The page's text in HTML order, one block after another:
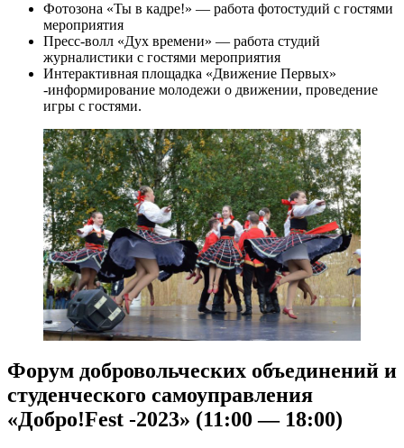
Фотозона «Ты в кадре!» — работа фотостудий с гостями
мероприятия
Пресс-волл «Дух времени» — работа студий
журналистики с гостями мероприятия
Интерактивная площадка «Движение Первых»
-информирование молодежи о движении, проведение
игры с гостями.
Форум добровольческих объединений и
студенческого самоуправления
«Добро!Fest -2023» (11:00 — 18:00)